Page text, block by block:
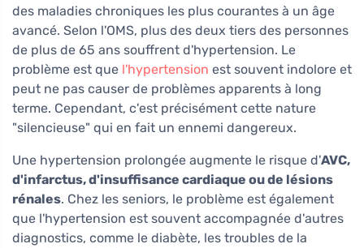
des maladies chroniques les plus courantes à un âge
avancé. Selon l'OMS, plus des deux tiers des personnes
de plus de 65 ans souffrent d'hypertension. Le
problème est que l'hypertension est souvent indolore et
peut ne pas causer de problèmes apparents à long
terme. Cependant, c'est précisément cette nature
"silencieuse" qui en fait un ennemi dangereux.
Une hypertension prolongée augmente le risque d'AVC,
d'infarctus, d'insuffisance cardiaque ou de lésions
rénales. Chez les seniors, le problème est également
que l'hypertension est souvent accompagnée d'autres
diagnostics, comme le diabète, les troubles de la